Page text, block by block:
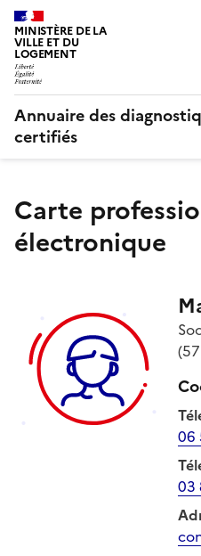
MINISTÈRE DE LA
VILLE ET DU
LOGEMENT
Annuaire des
certifiés
Carte
électronique
06
03